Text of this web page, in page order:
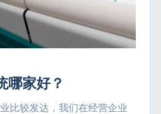
哪家好？
比较发达，我们在经营企业